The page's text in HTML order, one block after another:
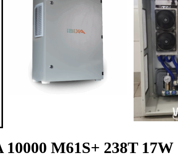
M61S+ 238T 17W